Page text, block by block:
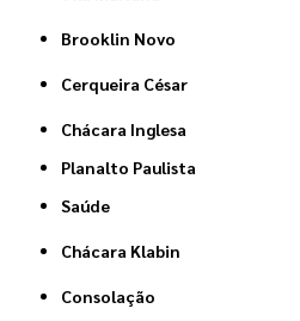
Brooklin Novo
Cerqueira César
Chácara Inglesa
Planalto Paulista
Saúde
Chácara Klabin
Consolação